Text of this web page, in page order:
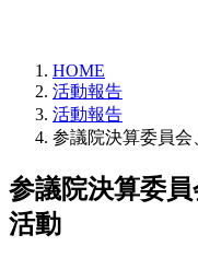
HOME
活動報告
活動報告
参議院決算委員
参議院決算委
活動